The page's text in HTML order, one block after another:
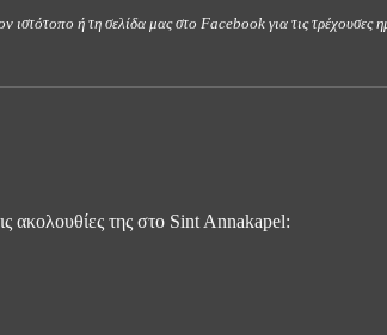
ή τη σελίδα μας στο Facebook για τις τρέχουσες
ακολουθίες της στο Sint Annakapel: